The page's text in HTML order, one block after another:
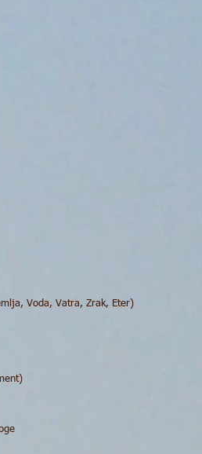
Voda, Vatra, Zrak, Eter)